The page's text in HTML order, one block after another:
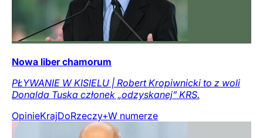
Nowa liber chamorum
PŁYWANIE W KISIELU | Robert Kropiwnicki to z woli
Donalda Tuska członek „odzyskanej” KRS.
OpinieKrajDoRzeczy+W numerze